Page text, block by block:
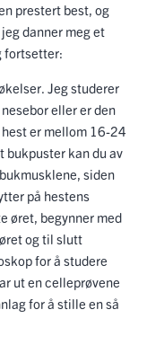
prestert best, og
danner meg et
fortsetter:
Jeg studerer
eller er den
er mellom 16-24
bukpuster kan du av
siden
på hestens
øret, begynner med
og til slutt
for å studere
ut en celleprøvene
for å stille en så